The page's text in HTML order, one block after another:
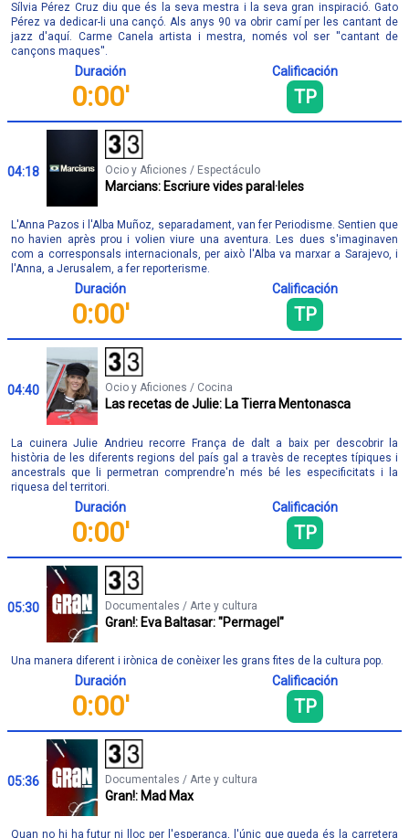
Sílvia Pérez Cruz diu que és la seva mestra i la seva gran inspiració. Gato
Pérez va dedicar-li una cançó. Als anys 90 va obrir camí per les cantant de
jazz d'aquí. Carme Canela artista i mestra, només vol ser ''cantant de
cançons maques''.
Duración
0:00'
Calificación
TP
04:18 Ocio y Aficiones / Espectáculo
Marcians: Escriure vides paral·leles
L'Anna Pazos i l'Alba Muñoz, separadament, van fer Periodisme. Sentien que
no havien après prou i volien viure una aventura. Les dues s'imaginaven
com a corresponsals internacionals, per això l'Alba va marxar a Sarajevo, i
l'Anna, a Jerusalem, a fer reporterisme.
Duración
0:00'
Calificación
TP
04:40 Ocio y Aficiones / Cocina
Las recetas de Julie: La Tierra Mentonasca
La cuinera Julie Andrieu recorre França de dalt a baix per descobrir la
història de les diferents regions del país gal a travès de receptes típiques i
ancestrals que li permetran comprendre'n més bé les especificitats i la
riquesa del territori.
Duración
0:00'
Calificación
TP
05:30 Documentales / Arte y cultura
Gran!: Eva Baltasar: "Permagel"
Una manera diferent i irònica de conèixer les grans fites de la cultura pop.
Duración
0:00'
Calificación
TP
05:36 Documentales / Arte y cultura
Gran!: Mad Max
Quan no hi ha futur ni lloc per l'esperança, l'únic que queda és la carretera